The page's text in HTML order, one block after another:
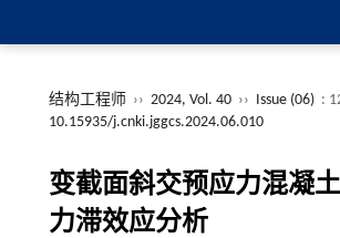
结构工程师 ›› 2024, Vol. 40 ›› Issue (06) :
10.15935/j.cnki.jggcs.2024.06.010
变截面斜交预应力混凝
力滞效应分析